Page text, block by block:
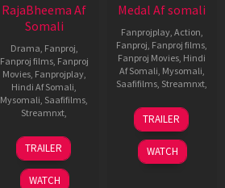
RajaBheema Af
Somali
Drama Fanproj
Fanproj films, Fanproj
Movies, Fanprojplay,
Hindi Af Somali
Mysomali Saafifilms
Streamnxt
10
Mar
2022
Naresh
Sampath
TRAILER
WATCH
Medal Af somali
Fanprojplay, Action
Fanproj Fanproj films
Fanproj Movies Hindi
Af Somali Mysomali
Saafifilms Streamnxt
2
Jun
2023
TRAILER
WATCH